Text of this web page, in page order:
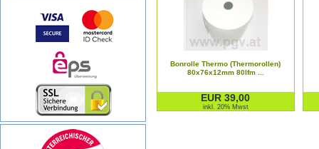
Bonrolle Thermo (Thermorollen)
80x76x12mm 80lfm ...
EUR 39,00
inkl. 20% Mwst